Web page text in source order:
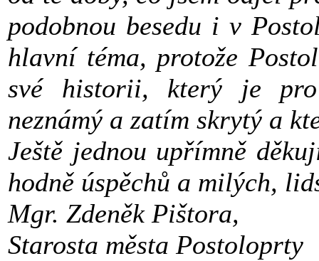
podobnou besedu i v
hlavní téma, protože
své historii, který je pro
neznámý a zatím skrytý a
Ještě jednou upřímně
hodně úspěchů a milých,
Mgr. Zdeněk Pištora,
Starosta města Postoloprty